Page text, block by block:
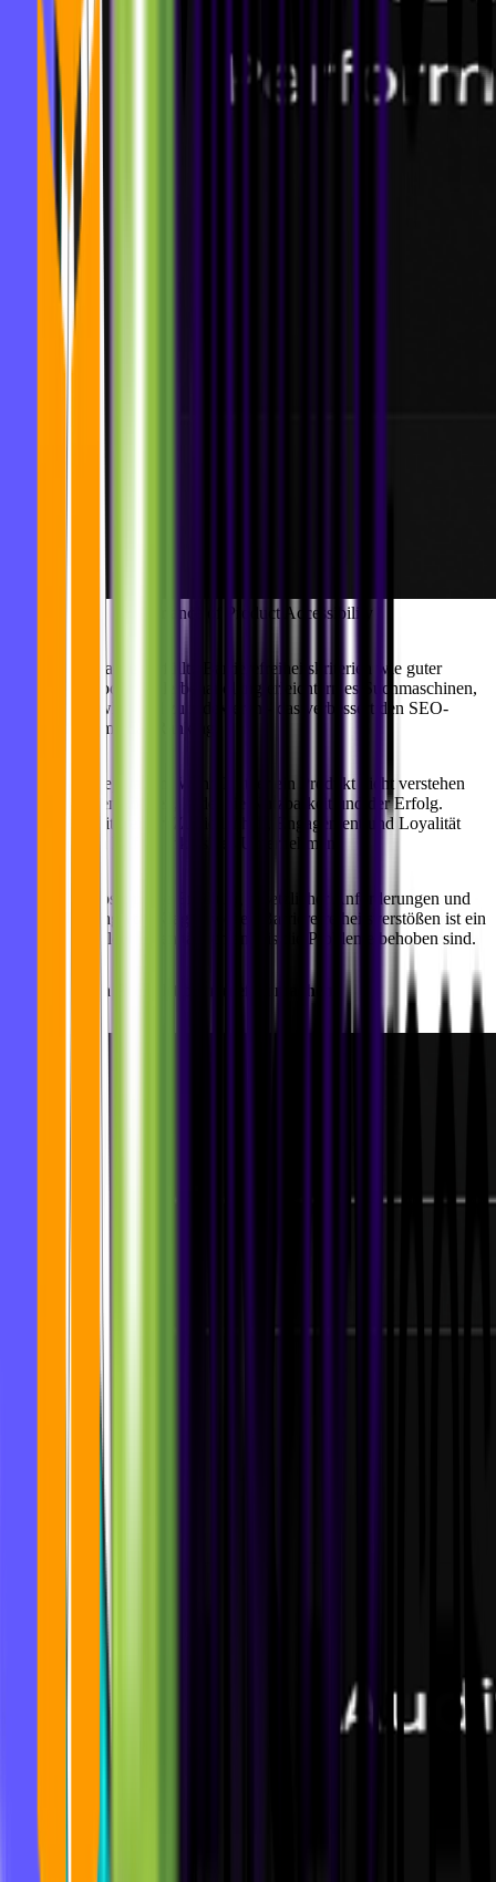
Importance of Product Accessibility
SEO-Performance:
Erfüllte Barrierefreiheitskriterien wie guter
Farbkontrast oder Fehlerbehandlung erleichtern es Suchmaschinen,
Seiten zu crawlen und zu indexieren - das verbessert den SEO-
Score und damit das Ranking.
Nutzer und Reputation:
Wenn Nutzer ein Produkt nicht verstehen
oder navigieren können, leidet die Nutzbarkeit und der Erfolg.
Barrierefreiheit steigert Zufriedenheit, Engagement und Loyalität
und stärkt den Ruf als inklusives Unternehmen.
Rechtliche Kosten:
Die Erfüllung gesetzlicher Anforderungen und
die Vermeidung von Klagen wegen Barrierefreiheitsverstößen ist ein
Muss - Bußgelder fallen täglich an, bis die Probleme behoben sind.
Lass uns dein Produkt barrierefrei machen!